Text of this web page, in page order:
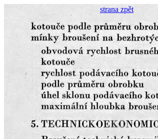
strana zpět